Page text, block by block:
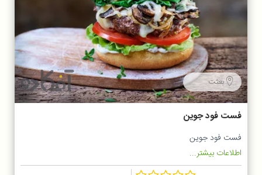
بعثت
فست فود جوین
فست فود جوین
اطلاعات بیشتر...